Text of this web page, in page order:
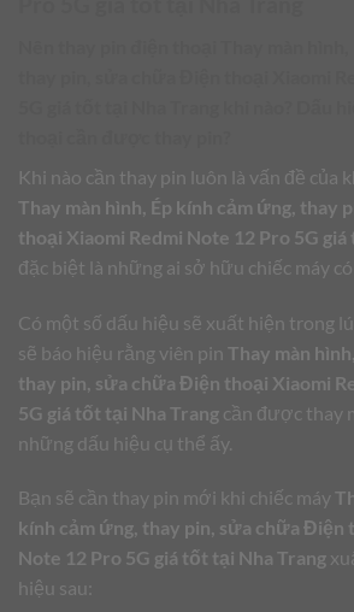
Khi nào cần thay pin luôn là vấn đề của
Thay màn hình, Ép kính cảm ứng, thay
thoại Xiaomi Redmi Note 12 Pro 5G
đặc biệt là những ai sở hữu chiếc máy
Có một số dấu hiệu sẽ xuất hiện trong
sẽ báo hiệu rằng viên pin Thay màn
thay pin, sửa chữa Điện thoại Xiaomi
5G giá tốt tại Nha Trang cần được thay
những dấu hiệu cụ thể ấy.
Bạn sẽ cần thay pin mới khi chiếc máy
kính cảm ứng, thay pin, sửa chữa Điện
Note 12 Pro 5G giá tốt tại Nha Trang
hiệu sau: